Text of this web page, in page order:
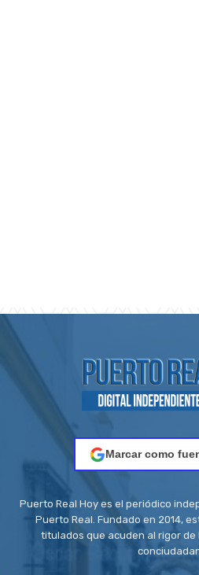
Marcar como
Puerto Real Hoy es el periódico
Puerto Real. Fundado en 2014,
titulados que acuden al rigor